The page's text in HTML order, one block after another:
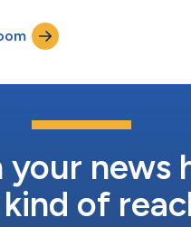
una lacuna nel mercato del
una nuova prospettiva sul
your news
of